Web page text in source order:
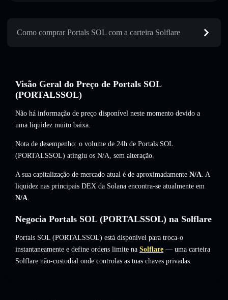
Como comprar Portals SOL com a carteira Solflare
Visão Geral do Preço de Portals SOL
(PORTALSSOL)
Não há informação de preço disponível neste momento devido a
uma liquidez muito baixa.
Nota de desempenho: o volume de 24h de Portals SOL
(PORTALSSOL) atingiu os N/A, sem alteração.
A sua capitalização de mercado atual é de aproximadamente N/A. A
liquidez nas principais DEX da Solana encontra-se atualmente em
N/A.
Negocia Portals SOL (PORTALSSOL) na Solflare
Portals SOL (PORTALSSOL) está disponível para troca-o
instantaneamente e define ordens limite na Solflare — uma carteira
Solflare não-custodial onde controlas as tuas chaves privadas.